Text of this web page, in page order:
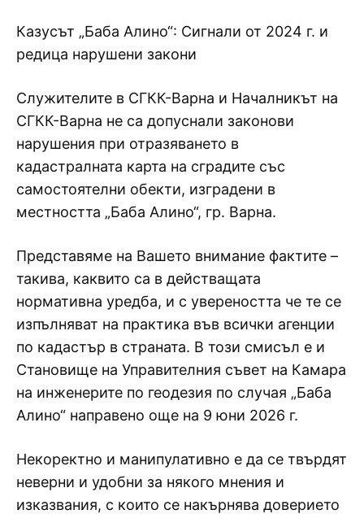
Казусът „Баба Алино“: Сигнали от 2024 г. и
редица нарушени закони
Служителите в СГКК-Варна и Началникът на
СГКК-Варна не са допуснали законови
нарушения при отразяването в
кадастралната карта на сградите със
самостоятелни обекти, изградени в
местността „Баба Алино“, гp. Варна.
Представяме на Вашето внимание фактите –
такива, каквито са в действащата
нормативна уредба, и с увереността че те се
изпълняват на практика във всички агенции
по кадастър в страната. В този смисъл е и
Становище на Управителния съвет на Камара
на инженерите по геодезия по случая „Баба
Алино“ направено още на 9 юни 2026 г.
Некоректно и манипулативно е да се твърдят
неверни и удобни за някого мнения и
изказвания, с които се накърнява доверието